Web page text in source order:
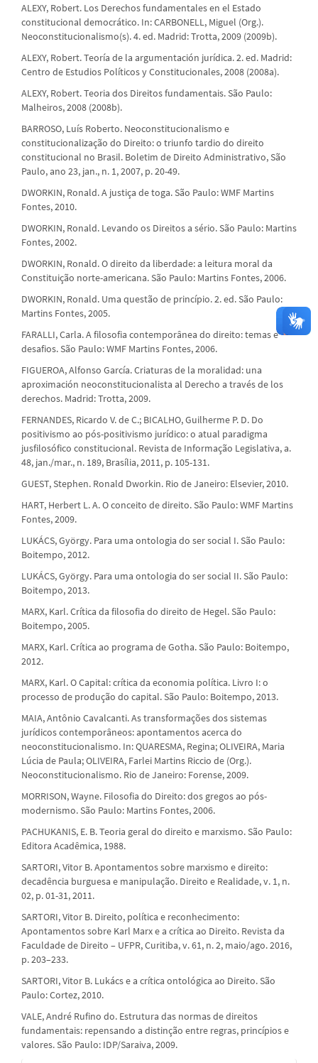
ALEXY, Robert. Los Derechos fundamentales en el Estado
constitucional democrático. In: CARBONELL, Miguel (Org.).
Neoconstitucionalismo(s). 4. ed. Madrid: Trotta, 2009 (2009b).
ALEXY, Robert. Teoría de la argumentación jurídica. 2. ed. Madrid:
Centro de Estudios Políticos y Constitucionales, 2008 (2008a).
ALEXY, Robert. Teoria dos Direitos fundamentais. São Paulo:
Malheiros, 2008 (2008b).
BARROSO, Luís Roberto. Neoconstitucionalismo e
constitucionalização do Direito: o triunfo tardio do direito
constitucional no Brasil. Boletim de Direito Administrativo, São
Paulo, ano 23, jan., n. 1, 2007, p. 20-49.
DWORKIN, Ronald. A justiça de toga. São Paulo: WMF Martins
Fontes, 2010.
DWORKIN, Ronald. Levando os Direitos a sério. São Paulo: Martins
Fontes, 2002.
DWORKIN, Ronald. O direito da liberdade: a leitura moral da
Constituição norte-americana. São Paulo: Martins Fontes, 2006.
DWORKIN, Ronald. Uma questão de princípio. 2. ed. São Paulo:
Martins Fontes, 2005.
FARALLI, Carla. A filosofia contemporânea do direito: temas e
desafios. São Paulo: WMF Martins Fontes, 2006.
FIGUEROA, Alfonso García. Criaturas de la moralidad: una
aproximación neoconstitucionalista al Derecho a través de los
derechos. Madrid: Trotta, 2009.
FERNANDES, Ricardo V. de C.; BICALHO, Guilherme P. D. Do
positivismo ao pós-positivismo jurídico: o atual paradigma
jusfilosófico constitucional. Revista de Informação Legislativa, a.
48, jan./mar., n. 189, Brasília, 2011, p. 105-131.
GUEST, Stephen. Ronald Dworkin. Rio de Janeiro: Elsevier, 2010.
HART, Herbert L. A. O conceito de direito. São Paulo: WMF Martins
Fontes, 2009.
LUKÁCS, György. Para uma ontologia do ser social I. São Paulo:
Boitempo, 2012.
LUKÁCS, György. Para uma ontologia do ser social II. São Paulo:
Boitempo, 2013.
MARX, Karl. Crítica da filosofia do direito de Hegel. São Paulo:
Boitempo, 2005.
MARX, Karl. Crítica ao programa de Gotha. São Paulo: Boitempo,
2012.
MARX, Karl. O Capital: crítica da economia política. Livro I: o
processo de produção do capital. São Paulo: Boitempo, 2013.
MAIA, Antônio Cavalcanti. As transformações dos sistemas
jurídicos contemporâneos: apontamentos acerca do
neoconstitucionalismo. In: QUARESMA, Regina; OLIVEIRA, Maria
Lúcia de Paula; OLIVEIRA, Farlei Martins Riccio de (Org.).
Neoconstitucionalismo. Rio de Janeiro: Forense, 2009.
MORRISON, Wayne. Filosofia do Direito: dos gregos ao pós-
modernismo. São Paulo: Martins Fontes, 2006.
PACHUKANIS, E. B. Teoria geral do direito e marxismo. São Paulo:
Editora Acadêmica, 1988.
SARTORI, Vitor B. Apontamentos sobre marxismo e direito:
decadência burguesa e manipulação. Direito e Realidade, v. 1, n.
02, p. 01-31, 2011.
SARTORI, Vitor B. Direito, política e reconhecimento:
Apontamentos sobre Karl Marx e a crítica ao Direito. Revista da
Faculdade de Direito – UFPR, Curitiba, v. 61, n. 2, maio/ago. 2016,
p. 203–233.
SARTORI, Vitor B. Lukács e a crítica ontológica ao Direito. São
Paulo: Cortez, 2010.
VALE, André Rufino do. Estrutura das normas de direitos
fundamentais: repensando a distinção entre regras, princípios e
valores. São Paulo: IDP/Saraiva, 2009.